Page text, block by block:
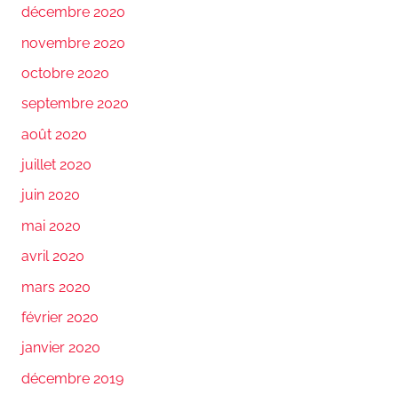
décembre 2020
novembre 2020
octobre 2020
septembre 2020
août 2020
juillet 2020
juin 2020
mai 2020
avril 2020
mars 2020
février 2020
janvier 2020
décembre 2019